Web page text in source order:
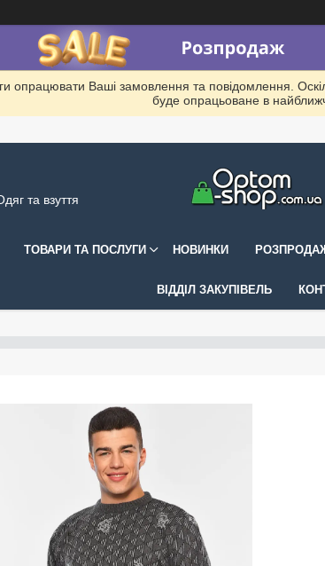
опрацювати Ваші замовлення та повідомлення.
буде опрацьоване в
та взуття
ТОВАРИ ТА ПОСЛУГИ НОВИНКИ
ВІДДІЛ ЗАКУПІВЕЛЬ